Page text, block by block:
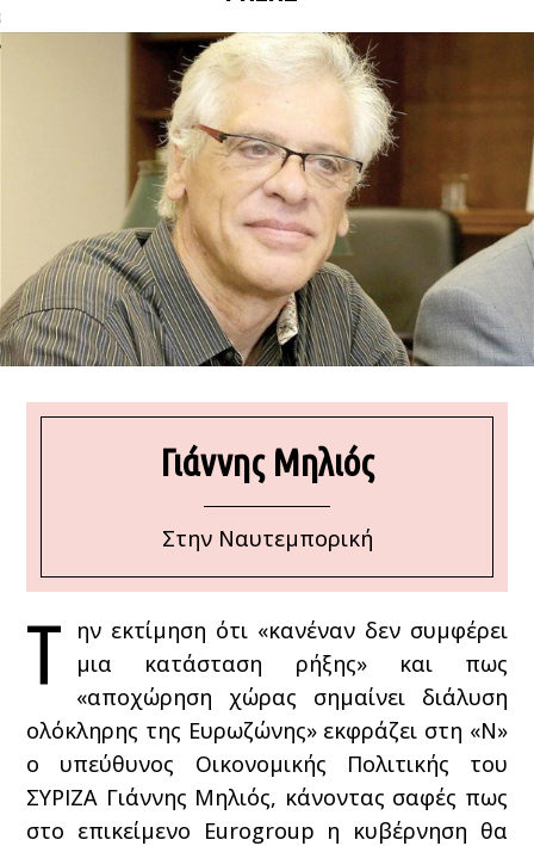
Γιάννης Μηλιός
Στην Ναυτεμπορική
Τ
ην εκτίμηση ότι «κανέναν δεν συμφέρει
μια κατάσταση ρήξης» και πως
«αποχώρηση χώρας σημαίνει διάλυση
ολόκληρης της Ευρωζώνης» εκφράζει στη «Ν»
ο υπεύθυνος Οικονομικής Πολιτικής του
ΣΥΡΙΖΑ Γιάννης Μηλιός, κάνοντας σαφές πως
στο επικείμενο Eurogroup η κυβέρνηση θα